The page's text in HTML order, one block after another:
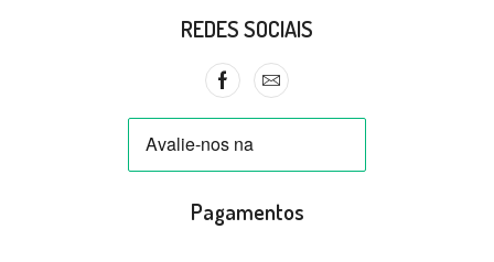
REDES SOCIAIS
Pagamentos